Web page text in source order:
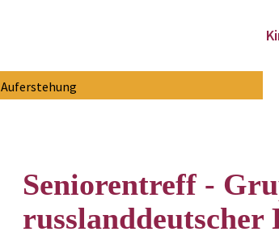
Auferstehung
Seniorentreff -
russlanddeutscher